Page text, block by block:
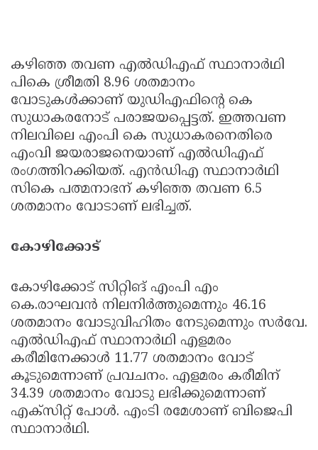
കഴിഞ്ഞ തവണ എല്‍ഡിഎഫ് സ്ഥാനാര്‍ഥി
പികെ ശ്രീമതി 8.96 ശതമാനം
വോടുകള്‍ക്കാണ് യുഡിഎഫിന്റെ കെ
സുധാകരനോട് പരാജയപ്പെട്ടത്. ഇത്തവണ
നിലവിലെ എംപി കെ സുധാകരനെതിരെ
എംവി ജയരാജനെയാണ് എല്‍ഡിഎഫ്
രംഗത്തിറക്കിയത്. എന്‍ഡിഎ സ്ഥാനാര്‍ഥി
സികെ പത്മനാഭന് കഴിഞ്ഞ തവണ 6.5
ശതമാനം വോടാണ് ലഭിച്ചത്.
കോഴിക്കോട്
കോഴിക്കോട് സിറ്റിങ് എംപി എം
കെ.രാഘവന്‍ നിലനിര്‍ത്തുമെന്നും 46.16
ശതമാനം വോടുവിഹിതം നേടുമെന്നും സര്‍വേ.
എല്‍ഡിഎഫ് സ്ഥാനാര്‍ഥി എളമരം
കരീമിനേക്കാള്‍ 11.77 ശതമാനം വോട്
കൂടുമെന്നാണ് പ്രവചനം. എളമരം കരീമിന്
34.39 ശതമാനം വോടു ലഭിക്കുമെന്നാണ്
എക്‌സിറ്റ് പോള്‍. എംടി രമേശാണ് ബിജെപി
സ്ഥാനാര്‍ഥി.